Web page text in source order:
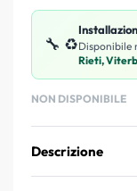
🔧 ♻️Disponibile
Rieti,
NON DISPONIBILE
Descrizione